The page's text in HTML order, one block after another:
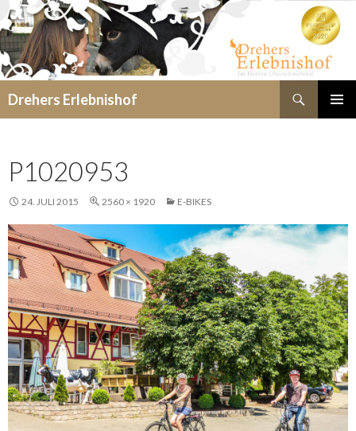
Drehers Erlebnishof
P1020953
24. JULI 2015 2560 × 1920 E-BIKES